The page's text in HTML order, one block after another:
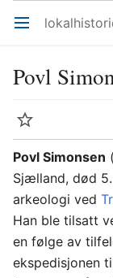
Åpne hovedmenyen
Povl
Overvåk
Povl Simonsen
Sjælland, død
arkeologi ved
Han ble tilsatt
en følge av
ekspedisjonen